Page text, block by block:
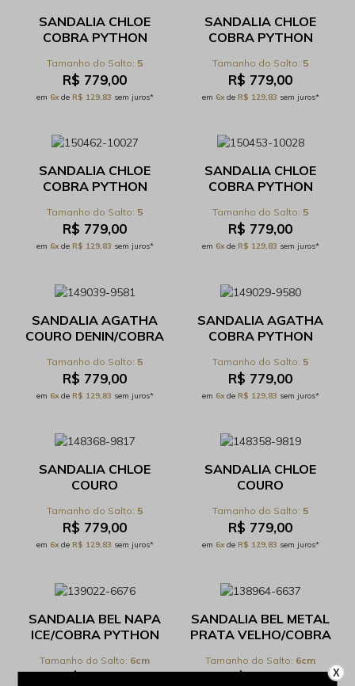
SANDALIA CHLOE
COBRA PYTHON
531.17.089C 5
R$ 779,00
em 6xde R$ 129,83 sem juros*
SANDALIA CHLOE
COBRA PYTHON
531.17.089C 5
R$ 779,00
em 6xde R$ 129,83 sem juros*
SANDALIA CHLOE
COBRA PYTHON
531.17.089C 5
R$ 779,00
em 6xde R$ 129,83 sem juros*
SANDALIA CHLOE
COBRA PYTHON
531.17.089C 5
R$ 779,00
em 6xde R$ 129,83 sem juros*
SANDALIA AGATHA
COURO DENIN/COBRA
520.0.008C
5
R$ 779,00
em 6xde R$ 129,83 sem juros*
SANDALIA AGATHA
COBRA PYTHON
520.0.008C
5
R$ 779,00
em 6xde R$ 129,83 sem juros*
SANDALIA CHLOE
COURO
PYTHON MAR - REF
531.17.089C
5
R$ 779,00
em 6xde R$ 129,83 sem juros*
SANDALIA CHLOE
COURO
PYTHON PITAYA - REF
531.17.089C
5
R$ 779,00
em 6xde R$ 129,83 sem juros*
SANDALIA BEL NAPA
ICE/COBRA PYTHON
6cm
R$ 899,00
SANDALIA BEL METAL
PRATA VELHO/COBRA
68.3.003C 6cm
R$ 899,00 X